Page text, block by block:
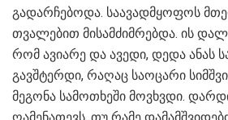
გადარჩებოდა. საავადმყოფოს
თვალებით მისამძიმრებდა. ის
რომ ავიარე და ავედი, დედა ანას
გავშტერდი, რაღაც საოცარი
მეგონა სამოთხეში მოვხვდი.